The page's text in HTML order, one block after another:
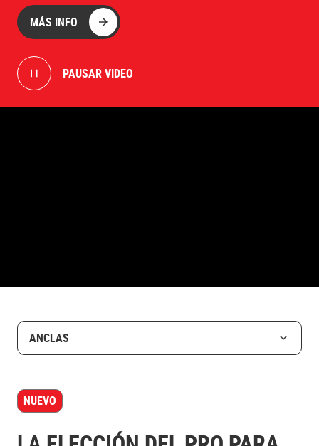
MÁS INFO
PAUSAR VIDEO
ANCLAS
NUEVO